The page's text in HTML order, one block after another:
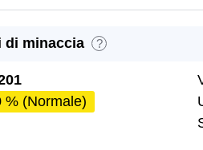
di minaccia ?
% (Normale)